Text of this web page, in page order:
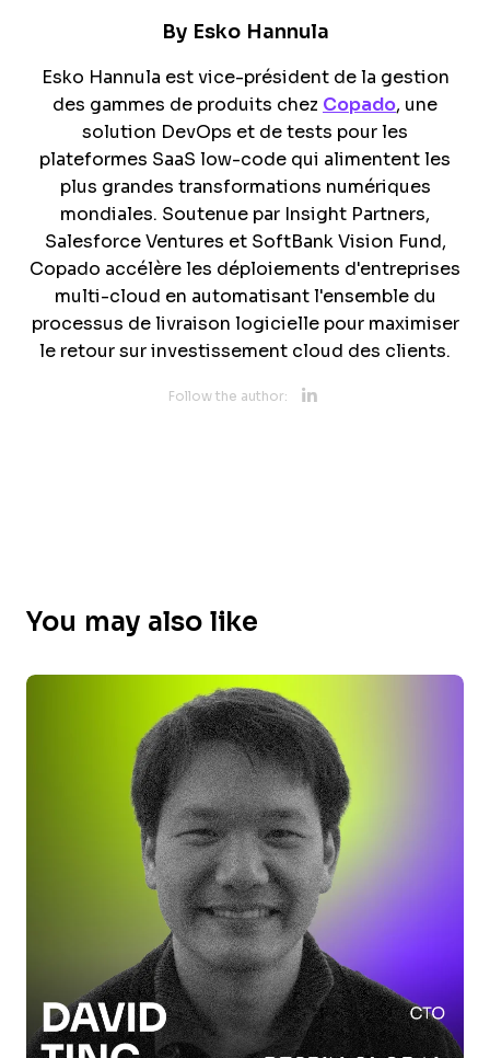
By Esko Hannula
Esko Hannula est vice-président de la gestion
des gammes de produits chez Copado, une
solution DevOps et de tests pour les
plateformes SaaS low-code qui alimentent les
plus grandes transformations numériques
mondiales. Soutenue par Insight Partners,
Salesforce Ventures et SoftBank Vision Fund,
Copado accélère les déploiements d'entreprises
multi-cloud en automatisant l'ensemble du
processus de livraison logicielle pour maximiser
le retour sur investissement cloud des clients.
Follow the author: Opens new
You may also like